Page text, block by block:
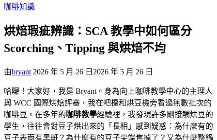
咖啡知識
烘焙瑕疵辨識：SCA 教學中如何區分
Scorching、Tipping 與烘焙不均
由bryant 2026 年 5 月 26 日 2026 年 5 月 26 日
哈囉！大家好，我是 Bryant。身為向上咖啡教學中心的主理人
與 WCC 國際烘焙評審，我在吧檯和烘豆機旁看過無數批次的
咖啡豆。在多年的咖啡教學經驗裡，我發現許多剛接觸烘豆的
學生，往往會對豆子烘出來的「長相」感到疑惑：為什麼有的
豆子表面有黑斑？為什麼有的豆子尖端焦掉了？又為什麼整鍋